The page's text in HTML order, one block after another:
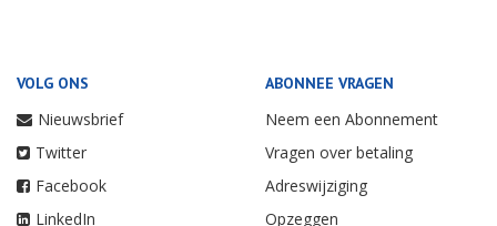
VOLG ONS
Nieuwsbrief
Twitter
Facebook
LinkedIn
ABONNEE VRAGEN
Neem een Abonnement
Vragen over betaling
Adreswijziging
Opzeggen